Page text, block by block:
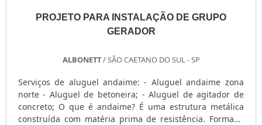
PROJETO PARA INSTALAÇÃO DE GRUPO
GERADOR
ALBONETT/ SÃO CAETANO DO SUL - SP
Serviços de aluguel andaime: - Aluguel andaime zona
norte - Aluguel de betoneira; - Aluguel de agitador de
concreto; O que é andaime? É uma estrutura metálica
construída com matéria prima de resistência. Formada